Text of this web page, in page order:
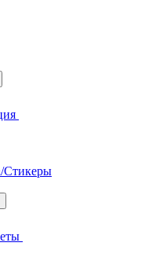
Стикеры